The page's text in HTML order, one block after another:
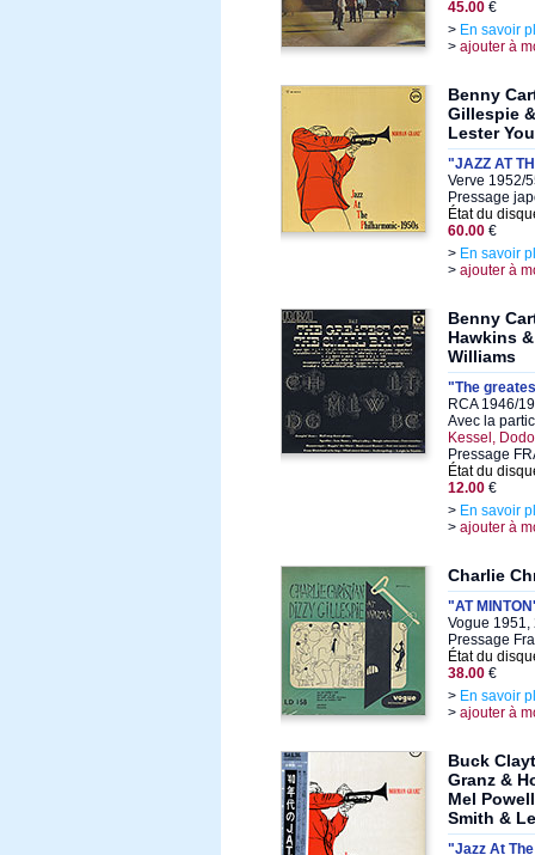
45.00 €
> En savoir
> ajouter à
Benny
Gillespie
Lester
"JAZZ AT
Verve 1952/
Pressage
État du
60.00 €
> En savoir
> ajouter à
Benny
Hawkins
Williams
"The
RCA 1946/
Avec la
Kessel,
Pressage
État du
12.00 €
> En savoir
> ajouter à
Charlie
"AT
Vogue 1951,
Pressage
État du
38.00 €
> En savoir
> ajouter à
Buck
Granz &
Mel
Smith &
"Jazz At